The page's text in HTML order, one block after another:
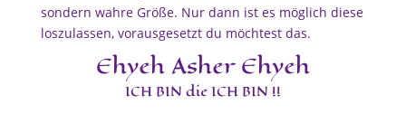
sondern wahre Größe. Nur dann ist es möglich diese
loszulassen, vorausgesetzt du möchtest das.
Ehyeh Asher Ehyeh
ICH BIN die ICH BIN !!